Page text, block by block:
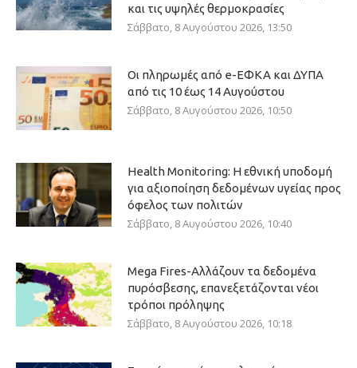
και τις υψηλές θερμοκρασίες
Σάββατο, 8 Αυγούστου 2026, 13:50
Οι πληρωμές από e-ΕΦΚΑ και ΔΥΠΑ
από τις 10 έως 14 Αυγούστου
Σάββατο, 8 Αυγούστου 2026, 10:50
Health Monitoring: Η εθνική υποδομή
για αξιοποίηση δεδομένων υγείας προς
όφελος των πολιτών
Σάββατο, 8 Αυγούστου 2026, 10:40
Mega Fires-Αλλάζουν τα δεδομένα
πυρόσβεσης, επανεξετάζονται νέοι
τρόποι πρόληψης
Σάββατο, 8 Αυγούστου 2026, 10:18